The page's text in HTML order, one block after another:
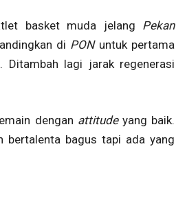
basket muda jelang Pekan
di PON untuk pertama
Ditambah lagi jarak regenerasi
dengan attitude yang baik.
bertalenta bagus tapi ada yang